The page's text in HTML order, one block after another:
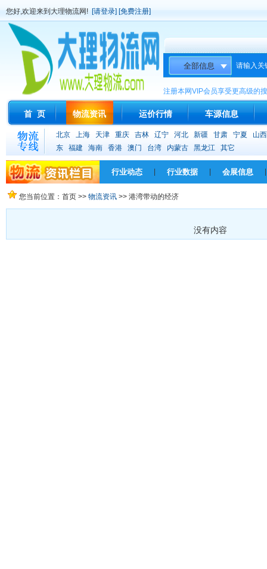
您好,欢迎来到大理物流网! [请登录] [免费注册]
请输入关
注册本网VIP会员享受更高级的
首 页 物流资讯 运价行情 车源信息
北京 上海 天津 重庆 吉林 辽宁 河北 新疆 甘肃 宁夏
山西
东
福建 海南 香港 澳门 台湾 内蒙古 黑龙江 其它
行业动态 行业数据 会展信息
您当前位置：首页 >> 物流资讯 >> 港湾带动的经济
没有内容